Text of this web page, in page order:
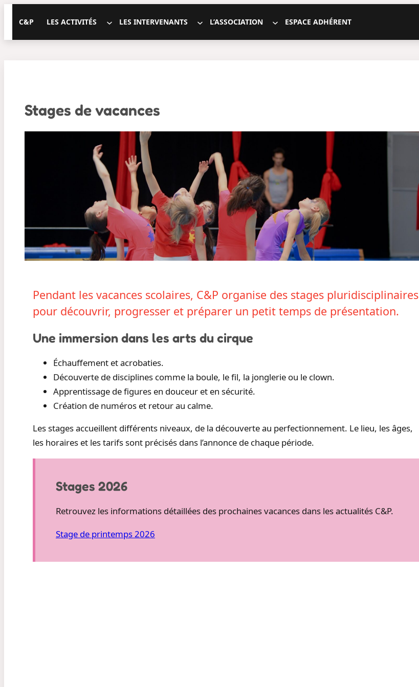
contenu
Percussions
C&P LES ACTIVITÉS LES INTERVENANTS L’ASSOCIATION ESPACE ADHÉRENT
Stages de vacances
Pendant les vacances scolaires, C&P organise des stages pluridisciplinaires
pour découvrir, progresser et préparer un petit temps de présentation.
Une immersion dans les arts du cirque
Échauffement et acrobaties.
Découverte de disciplines comme la boule, le fil, la jonglerie ou le clown.
Apprentissage de figures en douceur et en sécurité.
Création de numéros et retour au calme.
Les stages accueillent différents niveaux, de la découverte au perfectionnement. Le lieu, les âges,
les horaires et les tarifs sont précisés dans l’annonce de chaque période.
Stages 2026
Retrouvez les informations détaillées des prochaines vacances dans les actualités C&P.
Stage de printemps 2026